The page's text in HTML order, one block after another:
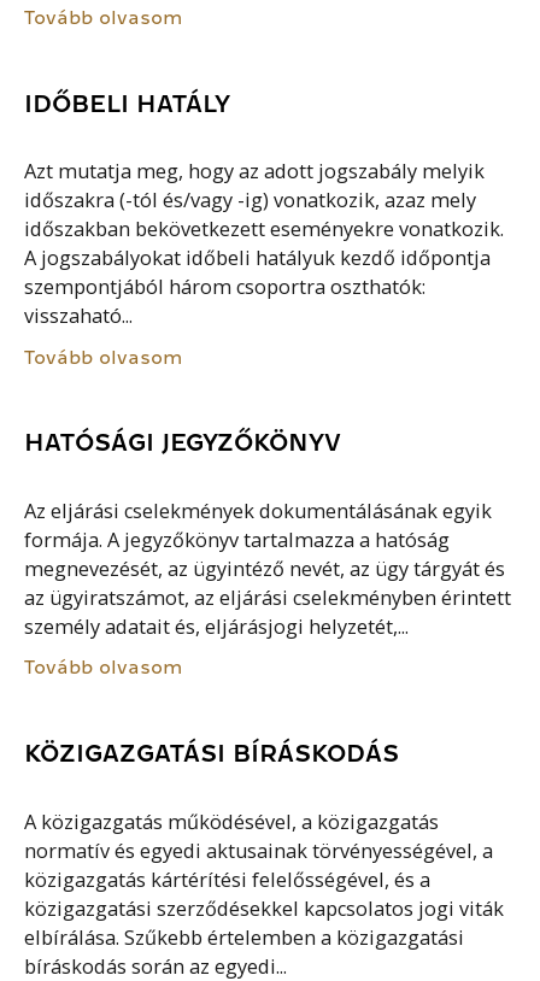
Tovább olvasom
IDŐBELI HATÁLY
Azt mutatja meg, hogy az adott jogszabály melyik
időszakra (-tól és/vagy -ig) vonatkozik, azaz mely
időszakban bekövetkezett eseményekre vonatkozik.
A jogszabályokat időbeli hatályuk kezdő időpontja
szempontjából három csoportra oszthatók:
visszaható...
Tovább olvasom
HATÓSÁGI JEGYZŐKÖNYV
Az eljárási cselekmények dokumentálásának egyik
formája. A jegyzőkönyv tartalmazza a hatóság
megnevezését, az ügyintéző nevét, az ügy tárgyát és
az ügyiratszámot, az eljárási cselekményben érintett
személy adatait és, eljárásjogi helyzetét,...
Tovább olvasom
KÖZIGAZGATÁSI BÍRÁSKODÁS
A közigazgatás működésével, a közigazgatás
normatív és egyedi aktusainak törvényességével, a
közigazgatás kártérítési felelősségével, és a
közigazgatási szerződésekkel kapcsolatos jogi viták
elbírálása. Szűkebb értelemben a közigazgatási
bíráskodás során az egyedi...